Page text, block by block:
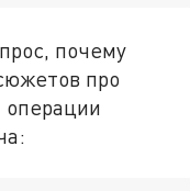
почему
про
операции